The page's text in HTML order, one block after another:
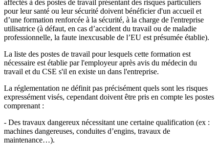
affectés à des postes de travail présentant des risques particuliers
pour leur santé ou leur sécurité doivent bénéficier d'un accueil et
d’une formation renforcée à la sécurité, à la charge de l'entreprise
utilisatrice (à défaut, en cas d’accident du travail ou de maladie
professionnelle, la faute inexcusable de l’EU est présumée établie).
La liste des postes de travail pour lesquels cette formation est
nécessaire est établie par l'employeur après avis du médecin du
travail et du CSE s'il en existe un dans l'entreprise.
La réglementation ne définit pas précisément quels sont les risques
expressément visés, cependant doivent être pris en compte les postes
comprenant :
- Des travaux dangereux nécessitant une certaine qualification (ex :
machines dangereuses, conduites d’engins, travaux de
maintenance…).